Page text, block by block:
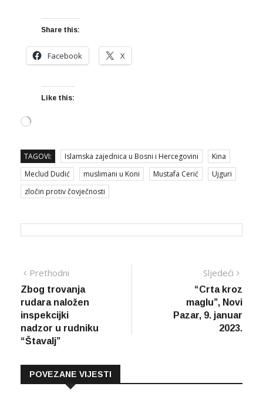
Share this:
Facebook X
Like this:
Loading…
TAGOVI: Islamska zajednica u Bosni i Hercegovini
Kina
Meclud Dudić
muslimani u Koni Mustafa Cerić
Ujguri
zločin protiv čovječnosti
Navigacija
članaka
Prethodni
vijest
Zbog trovanja
rudara naložen
inspekcijki
nadzor u rudniku
“Štavalj”
Sljedeći
“Crta kroz
maglu”, Novi
Pazar, 9. januar
2023.
POVEZANE VIJESTI